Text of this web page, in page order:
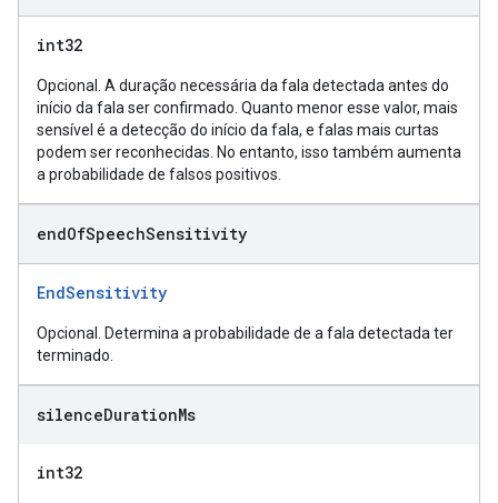
int32
Opcional. A duração necessária da fala detectada antes do
início da fala ser confirmado. Quanto menor esse valor, mais
sensível é a detecção do início da fala, e falas mais curtas
podem ser reconhecidas. No entanto, isso também aumenta
a probabilidade de falsos positivos.
endOfSpeechSensitivity
EndSensitivity
Opcional. Determina a probabilidade de a fala detectada ter
terminado.
silenceDurationMs
int32